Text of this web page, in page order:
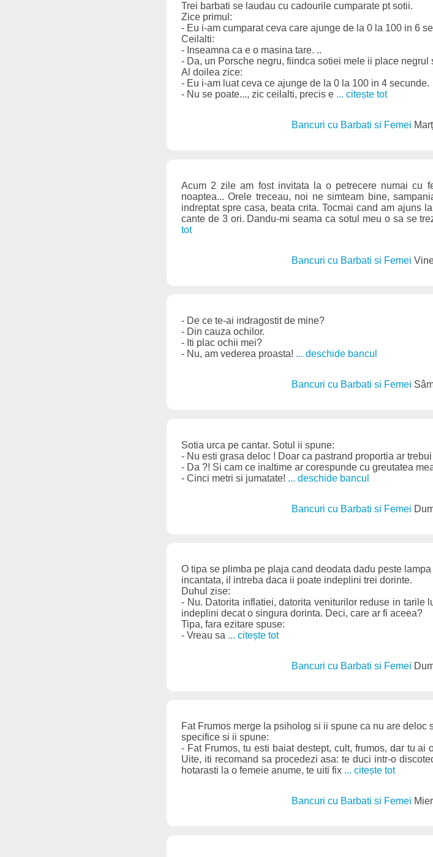
Trei barbati se laudau cu cadourile cumparate pt sotii.
Zice primul:
- Eu i-am cumparat ceva care ajunge de la 0 la 100 in 6
Ceilalti:
- Inseamna ca e o masina tare. ..
- Da, un Porsche negru, fiindca sotiei mele ii place negrul
Al doilea zice:
- Eu i-am luat ceva ce ajunge de la 0 la 100 in 4 secunde.
- Nu se poate..., zic ceilalti, precis e ... citește tot
Bancuri cu Barbati si Femei
Acum 2 zile am fost invitata la o petrecere numai cu
noaptea... Orele treceau, noi ne simteam bine,
indreptat spre casa, beata crita. Tocmai cand am ajuns
cante de 3 ori. Dandu-mi seama ca sotul meu o sa se
tot
Bancuri cu Barbati si Femei
- De ce te-ai indragostit de mine?
- Din cauza ochilor.
- Iti plac ochii mei?
- Nu, am vederea proasta! ... deschide bancul
Bancuri cu Barbati si Femei
Sotia urca pe cantar. Sotul ii spune:
- Nu esti grasa deloc ! Doar ca pastrand proportia ar
- Da ?! Si cam ce inaltime ar corespunde cu greutatea
- Cinci metri si jumatate! ... deschide bancul
Bancuri cu Barbati si Femei
O tipa se plimba pe plaja cand deodata dadu peste
incantata, il intreba daca ii poate indeplini trei dorinte.
Duhul zise:
- Nu. Datorita inflatiei, datorita veniturilor reduse in tarile
indeplini decat o singura dorinta. Deci, care ar fi aceea?
Tipa, fara ezitare spuse:
- Vreau sa ... citește tot
Bancuri cu Barbati si Femei
Fat Frumos merge la psiholog si ii spune ca nu are
specifice si ii spune:
- Fat Frumos, tu esti baiat destept, cult, frumos, dar tu
Uite, iti recomand sa procedezi asa: te duci intr-o
hotarasti la o femeie anume, te uiti fix ... citește tot
Bancuri cu Barbati si Femei